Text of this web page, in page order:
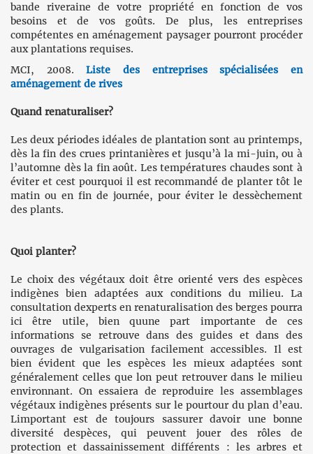
bande riveraine de votre propriété en fonction de vos
besoins et de vos goûts. De plus, les entreprises
compétentes en aménagement paysager pourront procéder
aux plantations requises.
MCI, 2008.Liste des entreprises spécialisées en
aménagement de rives
Quand renaturaliser?
Les deux périodes idéales de plantation sont au printemps,
dès la fin des crues printanières et jusqu’à la mi-juin, ou à
l’automne dès la fin août. Les températures chaudes sont à
éviter et cest pourquoi il est recommandé de planter tôt le
matin ou en fin de journée, pour éviter le dessèchement
des plants.
Quoi planter?
Le choix des végétaux doit être orienté vers des espèces
indigènes bien adaptées aux conditions du milieu. La
consultation dexperts en renaturalisation des berges pourra
ici être utile, bien quune part importante de ces
informations se retrouve dans des guides et dans des
ouvrages de vulgarisation facilement accessibles. Il est
bien évident que les espèces les mieux adaptées sont
généralement celles que lon peut retrouver dans le milieu
environnant. On essaiera de reproduire les assemblages
végétaux indigènes présents sur le pourtour du plan d’eau.
Limportant est de toujours sassurer davoir une bonne
diversité despèces, qui peuvent jouer des rôles de
protection et dassainissement différents : les arbres et